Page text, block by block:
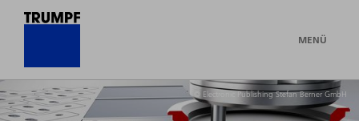
MENÜ
© Electronic Publishing Stefan Berner GmbH